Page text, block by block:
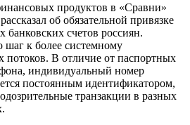
продуктов в «Сравни»
об обязательной привязке
счетов россиян.
шаг к более системному
В отличие от паспортных
индивидуальный номер
постоянным идентификатором,
транзакции в разных